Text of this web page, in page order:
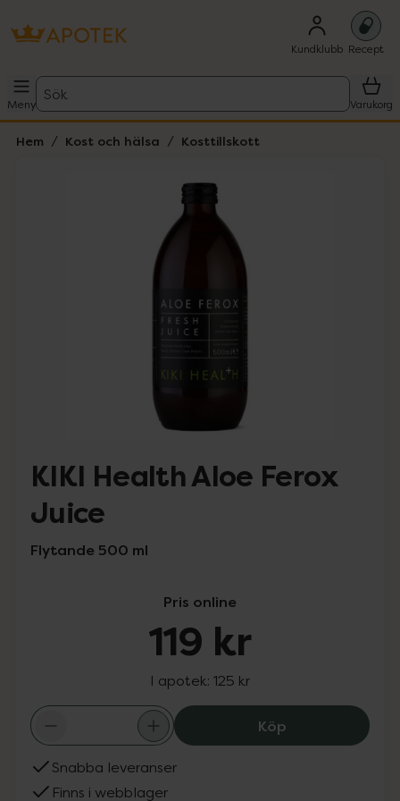
Kundklubb Recept
Meny
Sök
Varukorg
Hem Kost och hälsa Kosttillskott
Lista: . Innehåller 1 objekt.
KIKI Health Aloe Ferox
Juice
Flytande 500 ml
Pris online
119 kr
I apotek: 125 kr
KöpKIKI Health
Snabba leveranser
Finns i webblager